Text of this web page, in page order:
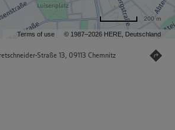
Terms of use © 1987–2026 HERE, Deutschland
200 m
Straße 13, 09113 Chemnitz